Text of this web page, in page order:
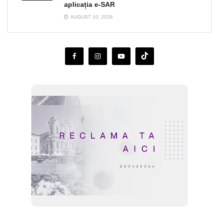
aplicația e-SAR
AUGUST 10, 2026